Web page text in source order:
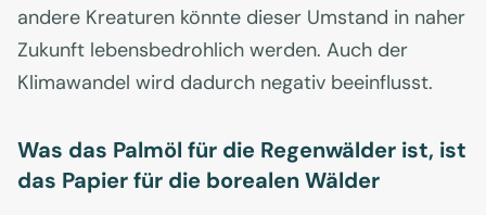
andere Kreaturen könnte dieser Umstand in naher
Zukunft lebensbedrohlich werden. Auch der
Klimawandel wird dadurch negativ beeinflusst.
Was das Palmöl für die Regenwälder ist, ist
das Papier für die borealen Wälder